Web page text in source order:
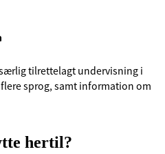
tilrettelagt undervisning i
sprog, samt information om
hertil?